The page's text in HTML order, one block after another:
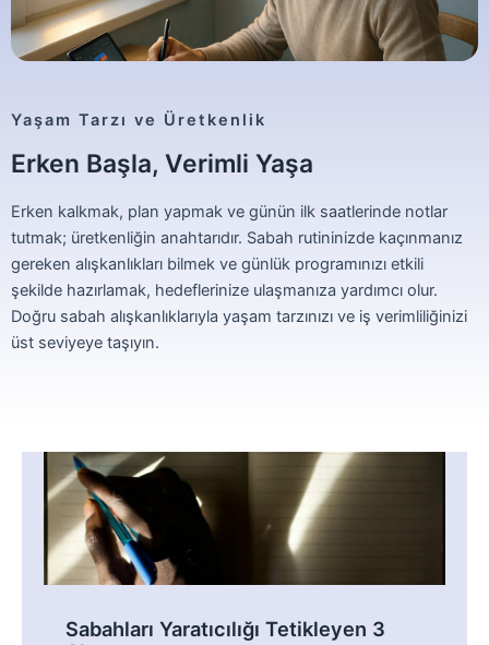
Yaşam Tarzı ve Üretkenlik
Erken Başla, Verimli Yaşa
Erken kalkmak, plan yapmak ve günün ilk saatlerinde notlar
tutmak; üretkenliğin anahtarıdır. Sabah rutininizde kaçınmanız
gereken alışkanlıkları bilmek ve günlük programınızı etkili
şekilde hazırlamak, hedeflerinize ulaşmanıza yardımcı olur.
Doğru sabah alışkanlıklarıyla yaşam tarzınızı ve iş verimliliğinizi
üst seviyeye taşıyın.
Sabahları Yaratıcılığı Tetikleyen 3